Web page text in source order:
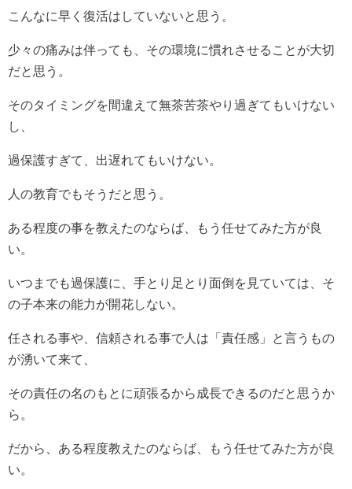
こんなに早く復活はしていないと思う。
少々の痛みは伴っても、その環境に慣れさせることが大切
だと思う。
そのタイミングを間違えて無茶苦茶やり過ぎてもいけない
し、
過保護すぎて、出遅れてもいけない。
人の教育でもそうだと思う。
ある程度の事を教えたのならば、もう任せてみた方が良
い。
いつまでも過保護に、手とり足とり面倒を見ていては、そ
の子本来の能力が開花しない。
任される事や、信頼される事で人は「責任感」と言うもの
が湧いて来て、
その責任の名のもとに頑張るから成長できるのだと思うか
ら。
だから、ある程度教えたのならば、もう任せてみた方が良
い。